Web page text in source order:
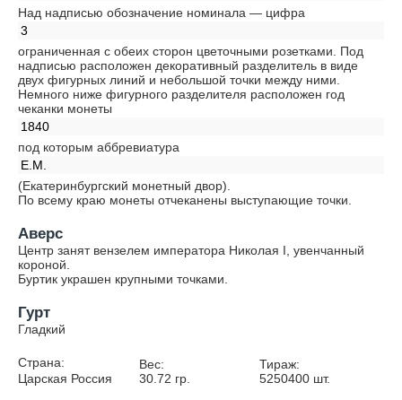
Над надписью обозначение номинала — цифра
3
ограниченная с обеих сторон цветочными розетками. Под
надписью расположен декоративный разделитель в виде
двух фигурных линий и небольшой точки между ними.
Немного ниже фигурного разделителя расположен год
чеканки монеты
1840
под которым аббревиатура
Е.М.
(Екатеринбургский монетный двор).
По всему краю монеты отчеканены выступающие точки.
Аверс
Центр занят вензелем императора Николая I, увенчанный
короной.
Буртик украшен крупными точками.
Гурт
Гладкий
Страна:
Царская Россия
Вес:
30.72 гр.
Тираж:
5250400 шт.